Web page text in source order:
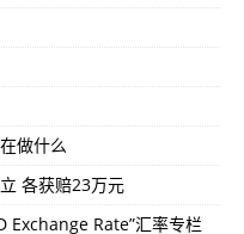
做什么
各获赔23万元
Exchange Rate”汇率专栏